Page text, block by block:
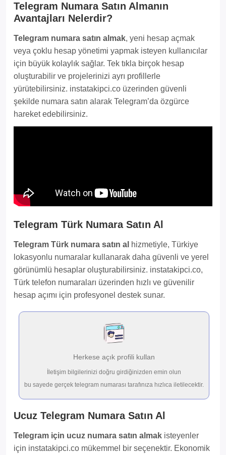
Telegram Numara Satın Almanın
Avantajları Nelerdir?
Telegram numara satın almak, yeni hesap açmak
veya çoklu hesap yönetimi yapmak isteyen kullanıcılar
için büyük kolaylık sağlar. Tek tıkla birçok hesap
oluşturabilir ve projelerinizi ayrı profillerle
yürütebilirsiniz. instatakipci.co üzerinden güvenli
şekilde numara satın alarak Telegram’da özgürce
hareket edebilirsiniz.
Telegram Türk Numara Satın Al
Telegram Türk numara satın al hizmetiyle, Türkiye
lokasyonlu numaralar kullanarak daha güvenli ve yerel
görünümlü hesaplar oluşturabilirsiniz. instatakipci.co,
Türk telefon numaraları üzerinden hızlı ve güvenilir
hesap açımı için profesyonel destek sunar.
Herkese açık profili kullan
İletişim bilgilerinizi doğru girdiğinizden emin olun
bu sayede gerçek telegram numarası tarafınıza hızlıca iletilecektir.
Ucuz Telegram Numara Satın Al
Telegram için ucuz numara satın almak isteyenler
için instatakipci.co mükemmel bir seçenektir. Ekonomik